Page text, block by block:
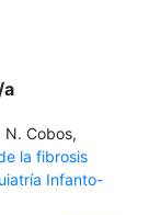
N. Cobos,
la fibrosis
Infanto-